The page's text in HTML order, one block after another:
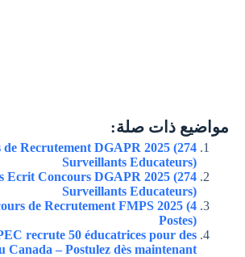
مواضيع ذات صلة:
de Recrutement DGAPR 2025 (274
Surveillants Educateurs)
Ecrit Concours DGAPR 2025 (274
Surveillants Educateurs)
de Recrutement FMPS 2025 (4
Postes)
recrute 50 éducatrices pour des
Canada – Postulez dès maintenant